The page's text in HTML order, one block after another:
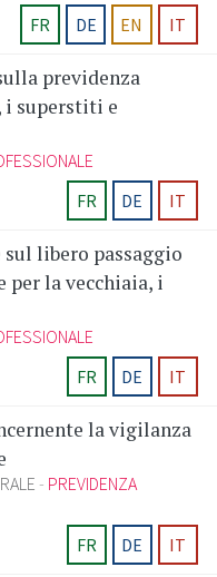
FR
DE EN IT
previdenza
i superstiti e
FR
DE IT
sul libero passaggio
per la vecchiaia, i
FR
DE IT
la vigilanza
PREVIDENZA
FR
DE IT